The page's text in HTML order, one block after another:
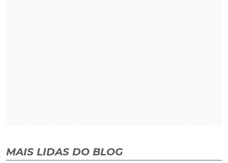
MAIS LIDAS DO BLOG